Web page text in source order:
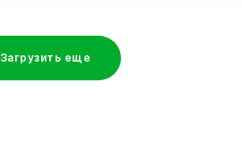
Загрузить еще